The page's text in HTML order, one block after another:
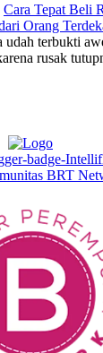
Cara Tepat Beli
Orang
udah terbukti
rusak